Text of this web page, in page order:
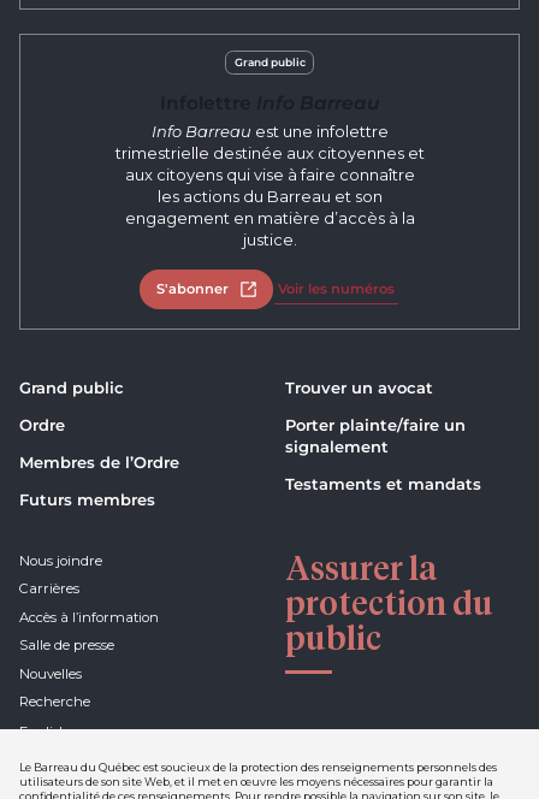
Le Barreau du Québec est soucieux de la protection des renseignements personnels des
utilisateurs de son site Web, et il met en œuvre les moyens nécessaires pour garantir la
confidentialité de ces renseignements. Pour rendre possible la navigation sur son site, le
Grand public
Info Barreau est une infolettre
trimestrielle destinée aux citoyennes et
aux citoyens qui vise à faire connaître
les actions du Barreau et son
engagement en matière d’accès à la
justice.
S'abonner Ouvrir dans un nouvel onglet
Voir les numéros
Grand public
Ordre
Membres de l’Ordre
Futurs membres
Trouver un avocat
Porter plainte/faire un
signalement
Testaments et mandats
Nous joindre
Carrières
Accès à l’information
Salle de presse
Nouvelles
Recherche
English
Assurer la
protection du
public